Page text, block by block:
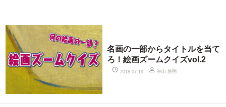
名画の一部からタイトルを当て
ろ！絵画ズームクイズvol.2
2018.07.19 神山 悠翔